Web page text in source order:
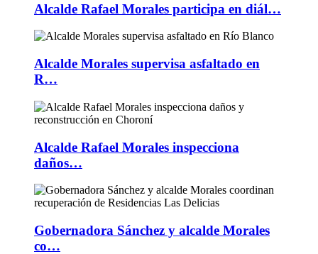
Alcalde Rafael Morales participa en diál…
Alcalde Morales supervisa asfaltado en
R…
Alcalde Rafael Morales inspecciona
daños…
Gobernadora Sánchez y alcalde Morales
co…